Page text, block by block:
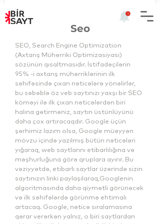
Seo
SEO, Search Engine Optimization
(Axtarış Mühərriki Optimizasiyası)
sözünün qısaltmasıdır. İstifadəçilərin
95% -i axtarış mühərriklərinin ilk
səhifəsində çıxan nəticələrə yönəlirlər,
bu səbəblə öz veb saytınızı yaxşı bir SEO
köməyi ilə ilk çıxan nəticələrdən biri
halına gətirməniz, saytın üstünlüyünü
daha çox artıracaqdır. Google üçün
şərhimiz lazım olsa, Google müəyyən
mövzu içində yazılmış bütün nəticələri
yığaraq, web saytlarını etibarlılığına və
məşhurluğuna görə qruplara ayırır. Bu
vəziyyətdə, etibarlı saytlar üzərində sizin
saytınızın linki paylaşılaraq,Googlenin
algoritmasında daha qiymətli görünəcək
və ilk səhifələrdə görünmə ehtimalı
artacaq. Google, nəticə sıralamasına
qərar verərkən yalnız, o biri saytlardan